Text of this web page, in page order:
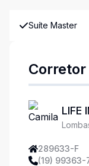
Suíte Master
Corretor
LIFE
289633-F
(19) 99363-